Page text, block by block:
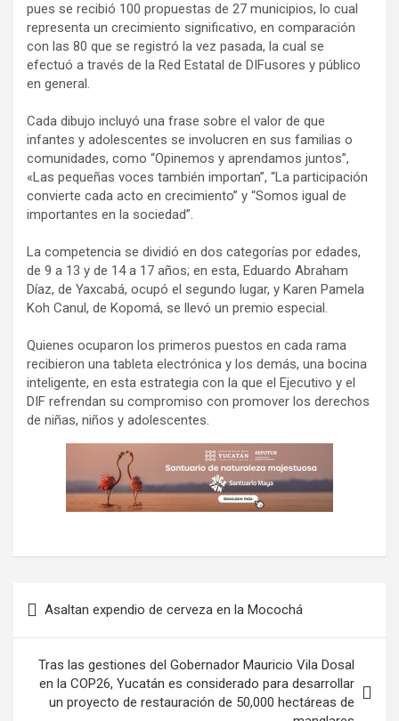
pues se recibió 100 propuestas de 27 municipios, lo cual
representa un crecimiento significativo, en comparación
con las 80 que se registró la vez pasada, la cual se
efectuó a través de la Red Estatal de DIFusores y público
en general.
Cada dibujo incluyó una frase sobre el valor de que
infantes y adolescentes se involucren en sus familias o
comunidades, como “Opinemos y aprendamos juntos”,
«Las pequeñas voces también importan”, “La participación
convierte cada acto en crecimiento” y “Somos igual de
importantes en la sociedad”.
La competencia se dividió en dos categorías por edades,
de 9 a 13 y de 14 a 17 años; en esta, Eduardo Abraham
Díaz, de Yaxcabá, ocupó el segundo lugar, y Karen Pamela
Koh Canul, de Kopomá, se llevó un premio especial.
Quienes ocuparon los primeros puestos en cada rama
recibieron una tableta electrónica y los demás, una bocina
inteligente, en esta estrategia con la que el Ejecutivo y el
DIF refrendan su compromiso con promover los derechos
de niñas, niños y adolescentes.
de
entradas
Asaltan expendio de cerveza en la Mocochá
Tras las gestiones del Gobernador Mauricio Vila Dosal
en la COP26, Yucatán es considerado para desarrollar
un proyecto de restauración de 50,000 hectáreas de